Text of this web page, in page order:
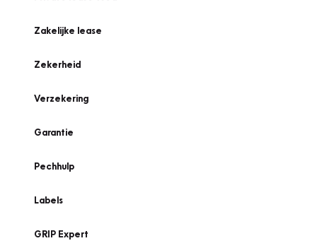
Zakelijke lease
Zekerheid
Verzekering
Garantie
Pechhulp
Labels
GRIP Expert